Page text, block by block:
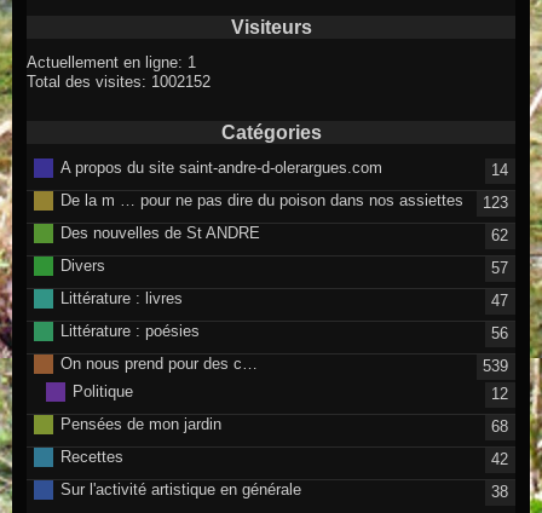
Visiteurs
Actuellement en ligne: 1
Total des visites: 1002152
Catégories
A propos du site saint-andre-d-olerargues.com
14
De la m … pour ne pas dire du poison dans nos assiettes
123
Des nouvelles de St ANDRE
62
Divers
57
Littérature : livres
47
Littérature : poésies
56
On nous prend pour des c…
539
Politique
12
Pensées de mon jardin
68
Recettes
42
Sur l'activité artistique en générale
38